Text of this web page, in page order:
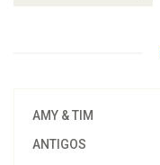
AMY & TIM
ANTIGOS